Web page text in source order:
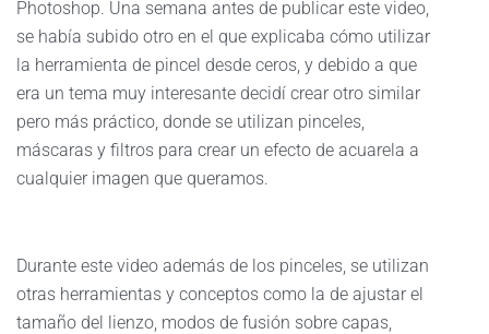
Photoshop. Una semana antes de publicar este video,
se había subido otro en el que explicaba cómo utilizar
la herramienta de pincel desde ceros, y debido a que
era un tema muy interesante decidí crear otro similar
pero más práctico, donde se utilizan pinceles,
máscaras y filtros para crear un efecto de acuarela a
cualquier imagen que queramos.
Durante este video además de los pinceles, se utilizan
otras herramientas y conceptos como la de ajustar el
tamaño del lienzo, modos de fusión sobre capas,